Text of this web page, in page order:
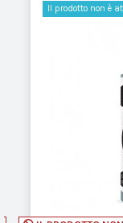
Il prodotto non è